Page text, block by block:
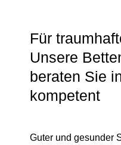
Für
Unsere
beraten Sie
kompetent
Guter und gesunder